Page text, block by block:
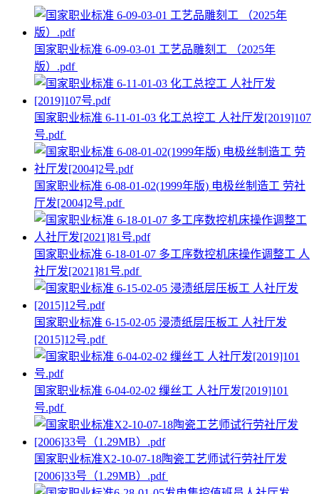
国家职业标准 6-09-03-01 工艺品雕刻工 （2025年
版）.pdf
国家职业标准 6-11-01-03 化工总控工 人社厅发[2019]107
号.pdf
国家职业标准 6-08-01-02(1999年版) 电极丝制造工 劳社
厅发[2004]2号.pdf
国家职业标准 6-18-01-07 多工序数控机床操作调整工 人
社厅发[2021]81号.pdf
国家职业标准 6-15-02-05 浸渍纸层压板工 人社厅发
[2015]12号.pdf
国家职业标准 6-04-02-02 缫丝工 人社厅发[2019]101
号.pdf
国家职业标准X2-10-07-18陶瓷工艺师试行劳社厅发
[2006]33号（1.29MB）.pdf